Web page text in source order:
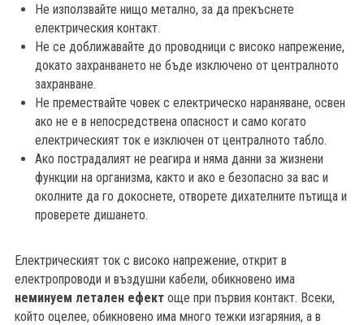
Не използвайте нищо метално, за да прекъснете
електрическия контакт.
Не се доближавайте до проводници с високо напрежение,
докато захранването не бъде изключено от централното
захранване.
Не премествайте човек с електрическо нараняване, освен
ако не е в непосредствена опасност и само когато
електрическият ток е изключен от централното табло.
Ако пострадалият не реагира и няма данни за жизнени
функции на организма, както и ако е безопасно за вас и
околните да го докоснете, отворете дихателните пътища и
проверете дишането.
Електрическият ток с високо напрежение, открит в
електропроводи и въздушни кабели, обикновено има
неминуем летален ефектоще при първия контакт. Всеки,
който оцелее, обикновено има много тежки изгаряния, а в